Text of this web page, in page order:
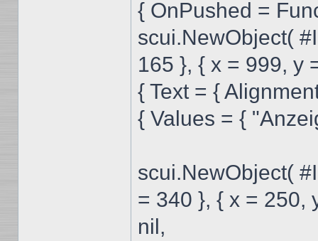
{ OnPushed =
scui.NewObject(
165 }, { x = 999, y
{ Text = {
{ Values = {
scui.NewObject(
= 340 }, { x = 250,
nil,